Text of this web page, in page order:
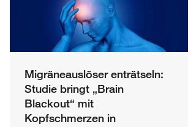
Migräneauslöser enträtseln:
Studie bringt „Brain
Blackout“ mit
Kopfschmerzen in